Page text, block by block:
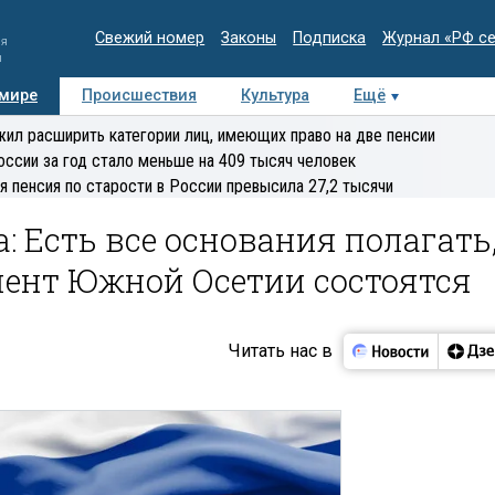
Свежий номер Законы Подписка Журнал «РФ
Происшествия Культура
Ещё
Медиацентр
Интервью Колумнисты
расширить категории лиц, имеющих право на две пенсии
за год стало меньше на 409 тысяч человек
пенсия по старости в России превысила 27,2 тысячи
Есть все основания
Южной Осетии состоятся
Читать нас в